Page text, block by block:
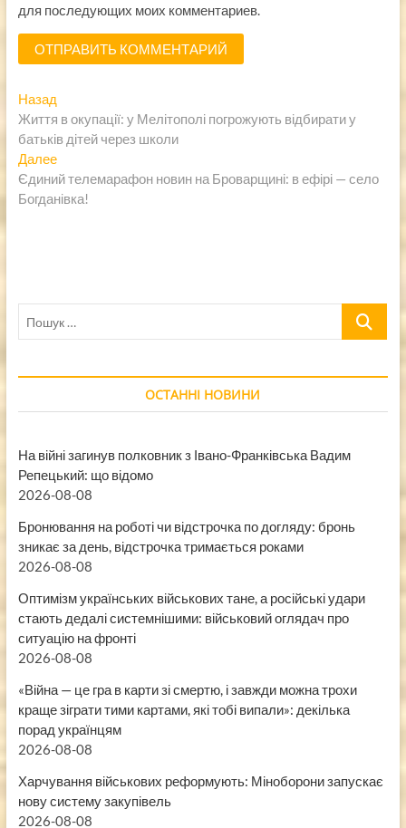
для последующих моих комментариев.
Навигация
по
записям
НазадПредыдущая
запись:
Життя в окупації: у Мелітополі погрожують відбирати у
батьків дітей через школи
ДалееСледующая
запись:
Єдиний телемарафон новин на Броварщині: в ефірі — село
Богданівка!
Пошук
ОСТАННІ НОВИНИ
На війні загинув полковник з Івано-Франківська Вадим
Репецький: що відомо
2026-08-08
Бронювання на роботі чи відстрочка по догляду: бронь
зникає за день, відстрочка тримається роками
2026-08-08
Оптимізм українських військових тане, а російські удари
стають дедалі системнішими: військовий оглядач про
ситуацію на фронті
2026-08-08
«Війна — це гра в карти зі смертю, і завжди можна трохи
краще зіграти тими картами, які тобі випали»: декілька
порад українцям
2026-08-08
Харчування військових реформують: Міноборони запускає
нову систему закупівель
2026-08-08